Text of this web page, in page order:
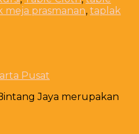
meja prasmanan, taplak
Pusat
Jaya merupakan